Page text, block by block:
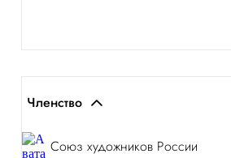
Членство
Союз художников России